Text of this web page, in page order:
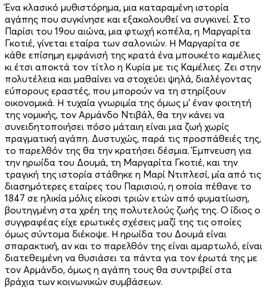
Ένα κλασικό μυθιστόρημα, μια καταραμένη ιστορία
αγάπης που συγκίνησε και εξακολουθεί να συγκινεί. Στο
Παρίσι του 19ου αιώνα, μια φτωχή κοπέλα, η Μαργαρίτα
Γκοτιέ, γίνεται εταίρα των σαλονιών. Η Μαργαρίτα σε
κάθε επίσημη εμφάνισή της κρατά ένα μπουκέτο καμέλιες
κι έτσι αποκτά τον τίτλο η Κυρία με τις Καμέλιες. Ζει στην
πολυτέλεια και μαθαίνει να στοχεύει ψηλά, διαλέγοντας
εύπορους εραστές, που μπορούν να τη στηρίξουν
οικονομικά. Η τυχαία γνωριμία της όμως μ' έναν φοιτητή
της νομικής, τον Αρμάνδο Ντιβάλ, θα την κάνει να
συνειδητοποιήσει πόσο μάταιη είναι μια ζωή χωρίς
πραγματική αγάπη. Δυστυχώς, παρά τις προσπάθειές της,
το παρελθόν της θα την κρατήσει δέσμια. Έμπνευση για
την ηρωίδα του Δουμά, τη Μαργαρίτα Γκοτιέ, και την
τραγική της ιστορία στάθηκε η Μαρί Ντιπλεσί, μία από τις
διασημότερες εταίρες του Παρισιού, η οποία πέθανε το
1847 σε ηλικία μόλις είκοσι τριών ετών από φυματίωση,
βουτηγμένη στα χρέη της πολυτελούς ζωής της. Ο ίδιος ο
συγγραφέας είχε ερωτικές σχέσεις μαζί της τις οποίες
όμως σύντομα διέκοψε. Η ηρωίδα του Δουμά είναι
σπαρακτική, αν και το παρελθόν της είναι αμαρτωλό, είναι
διατεθειμένη να θυσιάσει τα πάντα για τον έρωτά της με
τον Αρμάνδο, όμως η αγάπη τους θα συντριβεί στα
βράχια των κοινωνικών συμβάσεων.